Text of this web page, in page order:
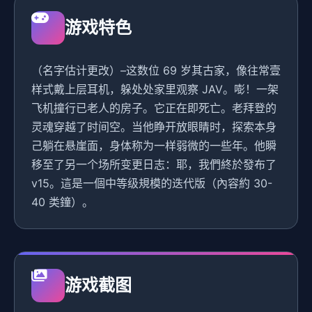
游戏特色
（名字估计更改）–这数位 69 岁其古家，像往常壹
样式戴上层耳机，躲处处家里观察 JAV。嘭！一架
飞机撞行已老人的房子。它正在即死亡。老拜登的
灵魂穿越了时间空。当他睁开放眼睛时，探索本身
己躺在悬崖面，身体称为一样弱微的一些年。他瞬
移至了另一个场所变更日志：耶，我們終於發布了
v15。這是一個中等级規模的迭代版（內容約 30-
40 类鐘）。
游戏截图